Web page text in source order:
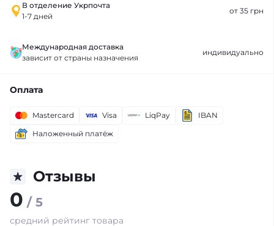
В отделение Укрпочта
1-7 дней
от 35 грн
Международная доставка
зависит от страны назначения
индивидуально
Оплата
Mastercard Visa LiqPay
IBAN
Наложенный платёж
Отзывы
0 / 5
средний рейтинг товара